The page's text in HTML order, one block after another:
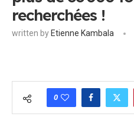
recherchées !
written by Etienne Kambala
0